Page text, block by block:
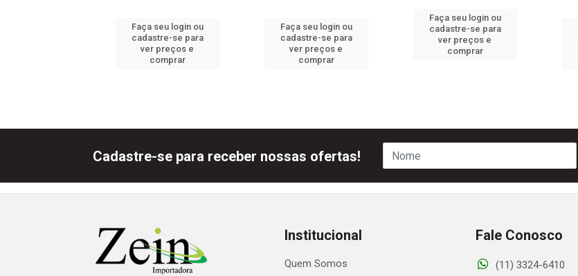
Faça seu login ou
cadastre-se para
ver preços e
comprar
Faça seu login ou
cadastre-se para
ver preços e
comprar
Faça seu login ou
cadastre-se para
ver preços e
comprar
Cadastre-se para receber nossas ofertas!
Institucional
Quem Somos
Fale Conosco
(11) 3324-6410